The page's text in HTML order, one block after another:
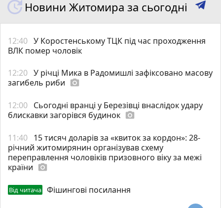
Новини Житомира за сьогодні
12:40 У Коростенському ТЦК під час проходження
ВЛК помер чоловік
12:20 У річці Мика в Радомишлі зафіксовано масову
загибель риби photo_camera
12:00 Сьогодні вранці у Березівці внаслідок удару
блискавки загорівся будинок photo_camera
11:40 15 тисяч доларів за «квиток за кордон»: 28-
річний житомирянин організував схему
переправлення чоловіків призовного віку за межі
країни photo_camera
Від читача Фішингові посилання